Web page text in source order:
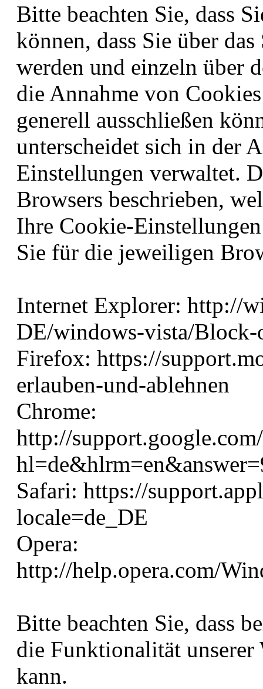
Bitte beachten Sie, dass
können, dass Sie über
werden und einzeln über
die Annahme von
generell ausschließen
unterscheidet sich in der
Einstellungen verwaltet.
Browsers beschrieben,
Ihre Cookie-
Sie für die jeweiligen
Internet Explorer: http://
DE/windows-vista/
Firefox: https://
erlauben-und-ablehnen
Chrome:
http://
Safari: https://
locale=de_DE
Opera:
http://help.opera.com/
Bitte beachten Sie, dass
die Funktionalität unserer
kann.